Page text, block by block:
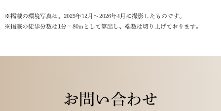
※掲載の環境写真は、2025年12月～2026年4月に撮影したものです。
※掲載の徒歩分数は1分＝80mとして算出し、端数は切り上げております。
お問い合わせ